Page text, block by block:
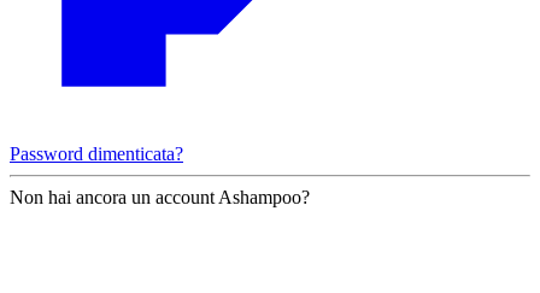
Password dimenticata?
Non hai ancora un account Ashampoo?